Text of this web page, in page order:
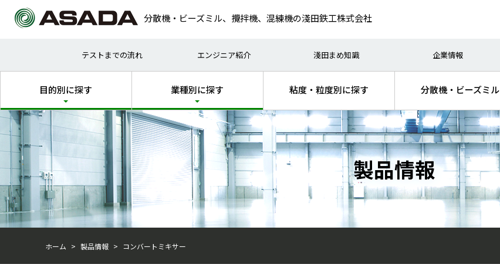
分散機・ビーズミル、攪拌機、混練機の淺田鉄工株式会社
テストまでの流れ エンジニア紹介 淺田まめ知識 企業情報
目的別に探す
試作（研究）
乾式処理
混練
業種別に探す
塗料・インキ
化粧品・医薬品
機能性材料
粘度・粒度別に探す
分散機・ビーズミル
製品情報
ホーム 製品情報 コンバートミキサー